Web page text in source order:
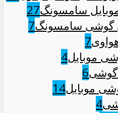
سامسونگ27
گوشی سامسونگ7
7
موبایل4
6
موبایل14
4